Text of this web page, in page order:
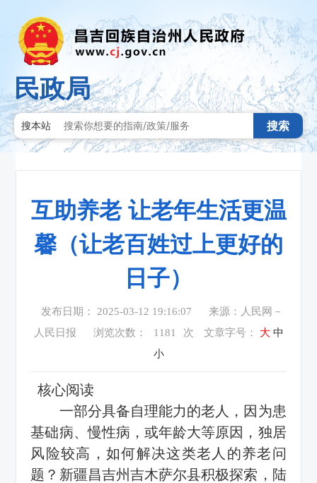
民政局
搜本站 搜索
互助养老 让老年生活更温
馨（让老百姓过上更好的
日子）
发布日期： 2025-03-12 19:16:07
来源：人民网－
人民日报
浏览次数： 1181 次 文章字号： 大 中
小
核心阅读
一部分具备自理能力的老人，因为患
基础病、慢性病，或年龄大等原因，独居
风险较高，如何解决这类老人的养老问
题？新疆昌吉州吉木萨尔县积极探索，陆